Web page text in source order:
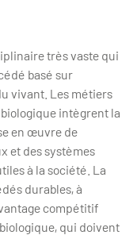
très vaste qui
basé sur
vivant. Les métiers
intègrent la
en œuvre de
et des systèmes
à la société. La
durables, à
compétitif
qui doivent